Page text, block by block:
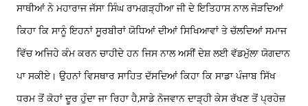
ਸਾਥੀਆਂ ਨੇ ਮਹਾਰਾਜ ਜੱਸਾ ਸਿੰਘ ਰਾਮਗੜ੍ਹੀਆ ਜੀ ਦੇ ਇਤਿਹਾਸ ਨਾਲ ਜੋੜਦਿਆਂ
ਕਿਹਾ ਕਿ ਸਾਨੂੰ ਇਹਨਾਂ ਸੂਰਬੀਰਾਂ ਯੋਧਿਆਂ ਦੀਆਂ ਸਿਖਿਆਵਾਂ ਤੇ ਚੱਲਦਿਆਂ ਸਮਾਜ
ਵਿੱਚ ਅਜਿਹੇ ਕੰਮ ਕਰਨ ਚਾਹੀਦੇ ਹਨ ਜਿਸ ਨਾਲ ਅਸੀਂ ਦੇਸ਼ ਲਈ ਵੱਡਮੁੱਲਾ ਯੋਗਦਾਨ
ਪਾ ਸਕੀਏ। ਉਹਨਾਂ ਵਿਸਥਾਰ ਸਾਹਿਤ ਦੱਸਦਿਆਂ ਕਿਹਾ ਕਿ ਸਾਡਾ ਪੰਜਾਬ ਸਿੱਖ
ਧਰਮ ਤੋਂ ਕੋਹਾਂ ਦੂਰ ਹੁੰਦਾ ਜਾ ਰਿਹਾ ਹੈ,ਸਾਡੇ ਨੋਜਵਾਨ ਦਾੜ੍ਹੀ ਕੇਸ ਰੱਖਣ ਤੋਂ ਪ੍ਰਹੇਜ਼